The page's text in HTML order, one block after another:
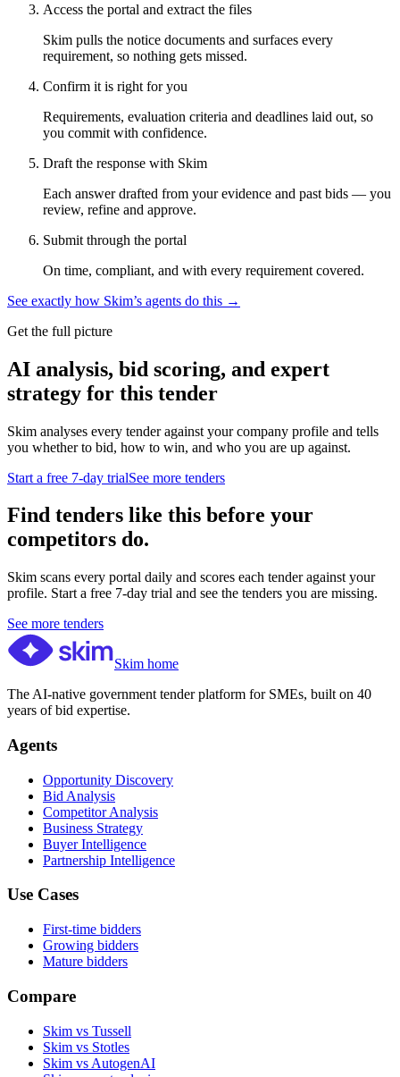
Access the portal and extract the files
Skim pulls the notice documents and surfaces every
requirement, so nothing gets missed.
Confirm it is right for you
Requirements, evaluation criteria and deadlines laid out, so
you commit with confidence.
Draft the response with Skim
Each answer drafted from your evidence and past bids — you
review, refine and approve.
Submit through the portal
On time, compliant, and with every requirement covered.
See exactly how Skim’s agents do this →
Get the full picture
AI analysis, bid scoring, and expert
strategy for this tender
Skim analyses every tender against your company profile and tells
you whether to bid, how to win, and who you are up against.
Start a free 7-day trialSee more tenders
Find tenders like this before your
competitors do.
Skim scans every portal daily and scores each tender against your
profile. Start a free 7-day trial and see the tenders you are missing.
See more tenders
Skim home
The AI-native government tender platform for SMEs, built on 40
years of bid expertise.
Agents
Opportunity Discovery
Bid Analysis
Competitor Analysis
Business Strategy
Buyer Intelligence
Partnership Intelligence
Use Cases
First-time bidders
Growing bidders
Mature bidders
Compare
Skim vs Tussell
Skim vs Stotles
Skim vs AutogenAI